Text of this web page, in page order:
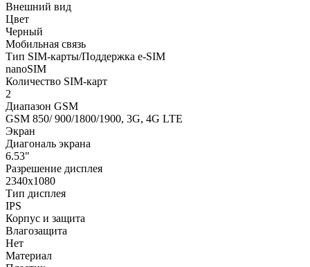
Внешний вид
Цвет
Черный
Мобильная связь
Тип SIM-карты/Поддержка e-SIM
nanoSIM
Количество SIM-карт
2
Диапазон GSM
GSM 850/ 900/1800/1900, 3G, 4G LTE
Экран
Диагональ экрана
6.53"
Разрешение дисплея
2340x1080
Тип дисплея
IPS
Корпус и защита
Влагозащита
Нет
Материал